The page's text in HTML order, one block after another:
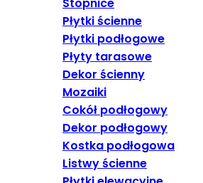
Stopnice
Płytki ścienne
Płytki podłogowe
Płyty tarasowe
Dekor ścienny
Mozaiki
Cokół podłogowy
Dekor podłogowy
Kostka podłogowa
Listwy ścienne